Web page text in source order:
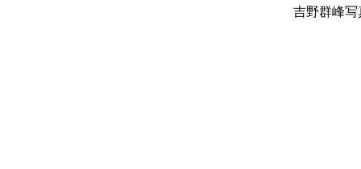
吉野群峰